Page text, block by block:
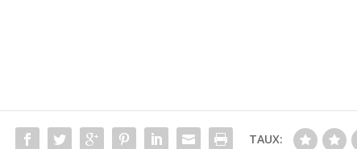
TAUX: